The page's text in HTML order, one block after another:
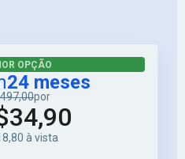
OPÇÃO
24 meses
por
à vista